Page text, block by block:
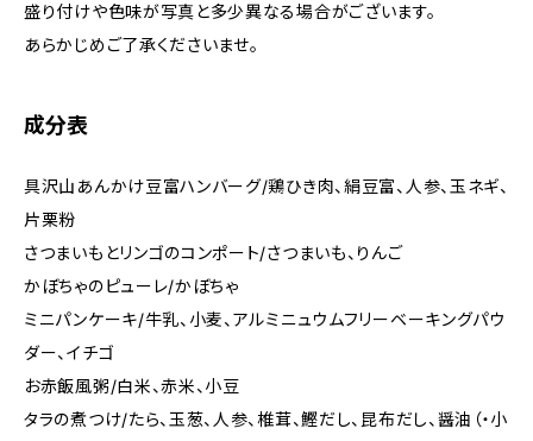
盛り付けや色味が写真と多少異なる場合がございます。
あらかじめご了承くださいませ。
成分表
具沢山あんかけ豆富ハンバーグ/鶏ひき肉、絹豆富、人参、玉ネギ、
片栗粉
さつまいもとリンゴのコンポート/さつまいも、りんご
かぼちゃのピューレ/かぼちゃ
ミニパンケーキ/牛乳、小麦、アルミニュウムフリーベーキングパウ
ダー、イチゴ
お赤飯風粥/白米、赤米、小豆
タラの煮つけ/たら、玉葱、人参、椎茸、鰹だし、昆布だし、醤油（・小